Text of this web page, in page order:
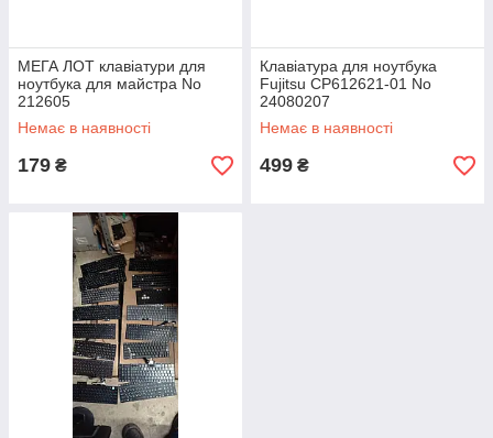
МЕГА ЛОТ клавіатури для
ноутбука для майстра No
212605
Немає в наявності
179 ₴
Клавіатура для ноутбука
Fujitsu CP612621-01 No
24080207
Немає в наявності
499 ₴